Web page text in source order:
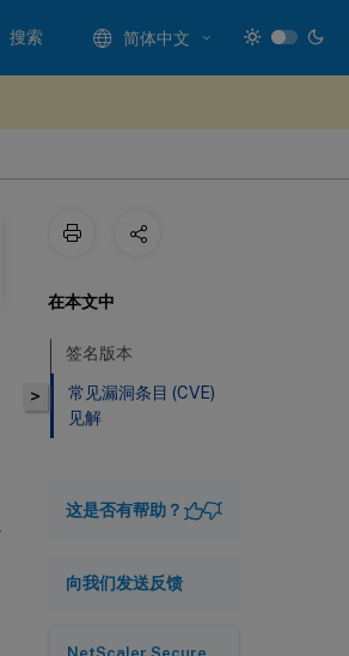
搜索 简体中文
>
在本文中
签名版本
常见漏洞条目 (CVE)
见解
这是否有帮助？
向我们发送反馈